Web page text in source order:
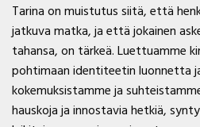
Tarina on muistutus siitä, että
jatkuva matka, ja että jokainen
tahansa, on tärkeä. Luettuamme
pohtimaan identiteetin luonnetta
kokemuksistamme ja
hauskoja ja innostavia hetkiä,